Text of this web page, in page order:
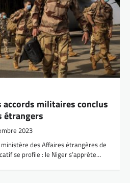
accords militaires conclus
étrangers
2023
des Affaires étrangères de
se profile : le Niger s’apprête…